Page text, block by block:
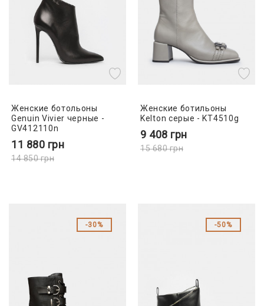
Женские ботольоны
Genuin Vivier черные -
GV412110n
11 880 грн
14 850грн
Женские ботильоны
Kelton серые - KT4510g
9 408 грн
15 680грн
30% 50%